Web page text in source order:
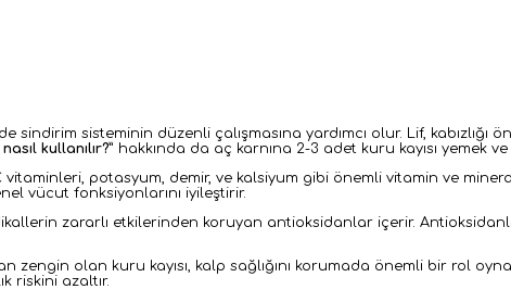
sindirim sisteminin düzenli çalışmasına yardımcı olur. Lif,
nasıl kullanılır?” hakkında da aç karnına 2-3 adet kuru kayısı yemek
vitaminleri, potasyum, demir, ve kalsiyum gibi önemli vitamin ve
vücut fonksiyonlarını iyileştirir.
zararlı etkilerinden koruyan antioksidanlar içerir.
zengin olan kuru kayısı, kalp sağlığını korumada önemli bir rol
riskini azaltır.